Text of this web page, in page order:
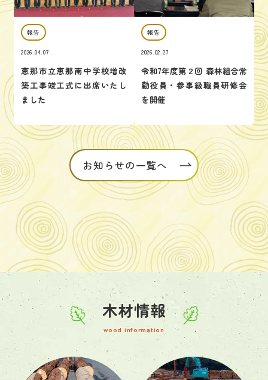
報告
2026.04.07
恵那市立恵那南中学校増改
築工事竣工式に出席いたし
ました
報告
2026.02.27
令和7年度第２回 森林組合常
勤役員・参事級職員研修会
を開催
お知らせの一覧へ
木材情報
wood information